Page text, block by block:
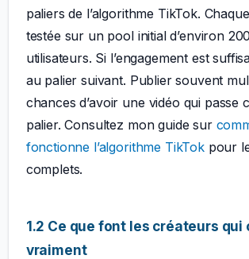
paliers de l’algorithme TikTok.
testée sur un pool initial d’environ
utilisateurs. Si l’engagement est
au palier suivant. Publier souvent
chances d’avoir une vidéo qui passe
palier. Consultez mon guide sur
fonctionne l’algorithme TikTokpour
complets.
1.2 Ce que font les créateurs qui
vraiment